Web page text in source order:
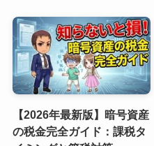
【2026年最新版】暗号資産
の税金完全ガイド：課税タ